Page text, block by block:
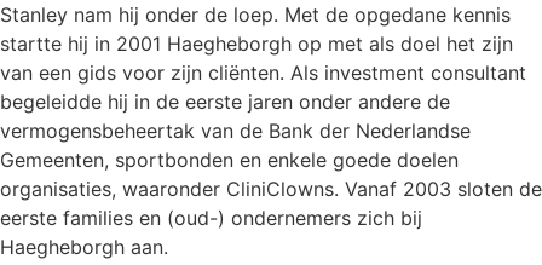
Stanley nam hij onder de loep. Met de opgedane kennis
startte hij in 2001 Haegheborgh op met als doel het zijn
van een gids voor zijn cliënten. Als investment consultant
begeleidde hij in de eerste jaren onder andere de
vermogensbeheertak van de Bank der Nederlandse
Gemeenten, sportbonden en enkele goede doelen
organisaties, waaronder CliniClowns. Vanaf 2003 sloten de
eerste families en (oud-) ondernemers zich bij
Haegheborgh aan.